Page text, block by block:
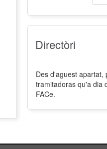
Directòri
Des d'aguest
tramitadoras qu'a dia
FACe.